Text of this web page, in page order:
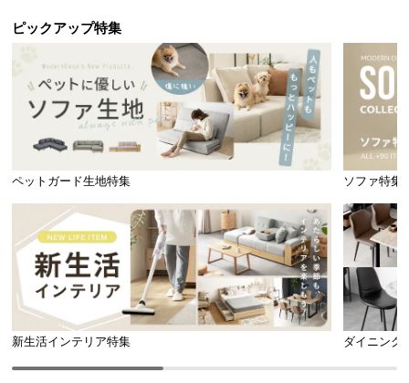
豊富なカラーバリエーション
ブラウン
ピックアップ特集
ペットガード生地特集 ソファ特集
新生活インテリア特集 ダイニング